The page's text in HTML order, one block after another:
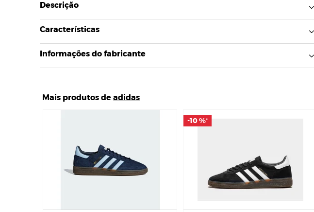
Descrição
Características
Informações do fabricante
Mais produtos deadidas
-10 %*
-10 %*